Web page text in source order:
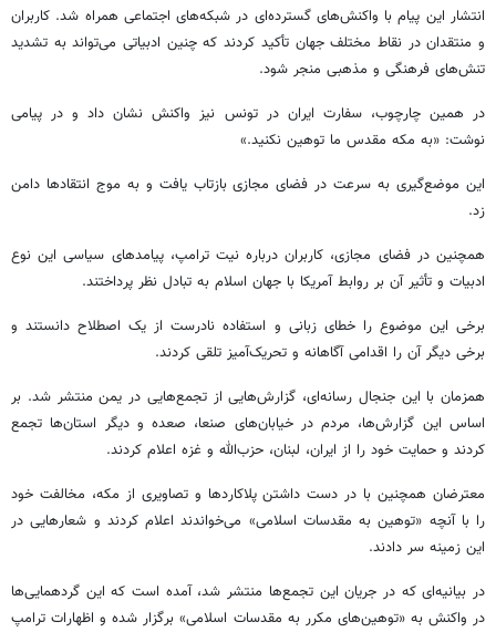
انتشار این پیام با واکنش‌های گسترده‌ای در شبکه‌های اجتماعی همراه شد. کاربران
و منتقدان در نقاط مختلف جهان تأکید کردند که چنین ادبیاتی می‌تواند به تشدید
تنش‌های فرهنگی و مذهبی منجر شود.
در همین چارچوب، سفارت ایران در تونس نیز واکنش نشان داد و در پیامی
نوشت: «به مکه مقدس ما توهین نکنید.»
این موضع‌گیری به سرعت در فضای مجازی بازتاب یافت و به موج انتقادها دامن
زد.
همچنین در فضای مجازی، کاربران درباره نیت ترامپ، پیامدهای سیاسی این نوع
ادبیات و تأثیر آن بر روابط آمریکا با جهان اسلام به تبادل نظر پرداختند.
برخی این موضوع را خطای زبانی و استفاده نادرست از یک اصطلاح دانستند و
برخی دیگر آن را اقدامی آگاهانه و تحریک‌آمیز تلقی کردند.
همزمان با این جنجال رسانه‌ای، گزارش‌هایی از تجمع‌هایی در یمن منتشر شد. بر
اساس این گزارش‌ها، مردم در خیابان‌های صنعا، صعده و دیگر استان‌ها تجمع
کردند و حمایت خود را از ایران، لبنان، حزب‌الله و غزه اعلام کردند.
معترضان همچنین با در دست داشتن پلاکاردها و تصاویری از مکه، مخالفت خود
را با آنچه «توهین به مقدسات اسلامی» می‌خواندند اعلام کردند و شعارهایی در
این زمینه سر دادند.
در بیانیه‌ای که در جریان این تجمع‌ها منتشر شد، آمده است که این گردهمایی‌ها
در واکنش به «توهین‌های مکرر به مقدسات اسلامی» برگزار شده و اظهارات ترامپ